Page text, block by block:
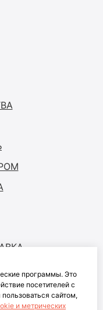
защищены
программы. Это
посетителей с
сайтом,
и метрических